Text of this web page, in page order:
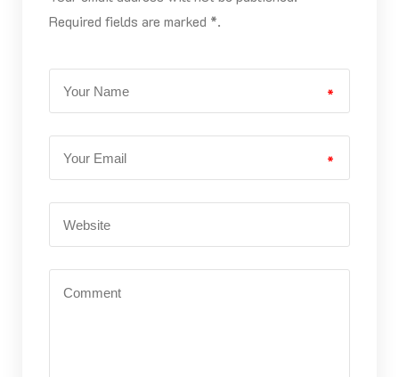
Required fields are marked *.
*
*